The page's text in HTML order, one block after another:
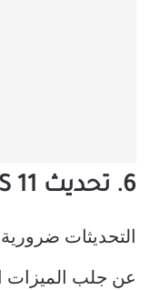
6. تحديث WINDOWS 11
التحديثات
عن جلب الميزات